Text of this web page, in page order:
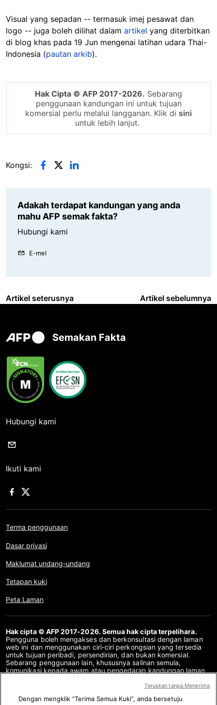
Visual yang sepadan -- termasuk imej pesawat dan
logo -- juga boleh dilihat dalam artikel yang diterbitkan
di blog khas pada 19 Jun mengenai latihan udara Thai-
Indonesia (pautan arkib).
Hak Cipta © AFP 2017-2026. Sebarang
penggunaan kandungan ini untuk tujuan
komersial perlu melalui langganan. Klik di sini
untuk lebih lanjut.
Kongsi:
Adakah terdapat kandungan yang anda
mahu AFP semak fakta?
Hubungi kami
E-mel
Artikel seterusnya Artikel sebelumnya
Semakan Fakta
Hubungi kami
Ikuti kami
Terma penggunaan
Dasar privasi
Maklumat undang-undang
Tetapan kuki
Peta Laman
Hak cipta © AFP 2017-2026. Semua hak cipta terpelihara.
Pengguna boleh mengakses dan berkonsultasi dengan laman
web ini dan menggunakan ciri-ciri perkongsian yang tersedia
untuk tujuan peribadi, persendirian, dan bukan komersial.
Sebarang penggunaan lain, khususnya salinan semula,
komunikasi kepada awam atau pengedaran kandungan laman
sebarang tujuan lain dan/atau dengan cara lain, tanpa
adalah dilarang sama sekali. Perkara yang digambarkan atau
Dengan mengklik “Terima Semua Kuki”, anda bersetuju
Teruskan tanpa Menerima